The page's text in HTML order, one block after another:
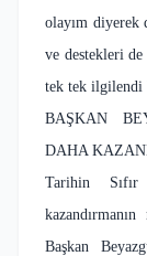
olayım diyerek
ve destekleri
tek tek ilgilendi
BAŞKAN
DAHA
Tarihin
Başkan